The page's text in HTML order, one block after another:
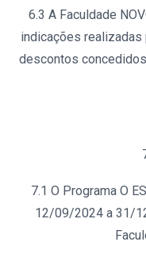
6.3 A Faculdade
indicações
descontos
7.1 O Programa O
12/09/2024 a 31/